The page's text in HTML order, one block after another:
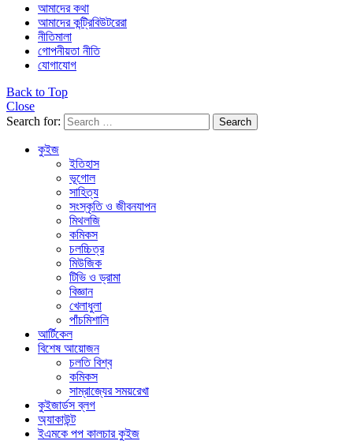
আমাদের কথা
আমাদের কন্ট্রিবিউটরেরা
নীতিমালা
গোপনীয়তা নীতি
যোগাযোগ
Back to Top
Close
Search for:
Search
কুইজ
ইতিহাস
ভূগোল
সাহিত্য
সংস্কৃতি ও জীবনযাপন
মিথলজি
কমিকস
চলচ্চিত্র
মিউজিক
টিভি ও ড্রামা
বিজ্ঞান
খেলাধুলা
পাঁচমিশালি
আর্টিকেল
বিশেষ আয়োজন
চলতি বিশ্ব
কমিকস
সাম্রাজ্যের সময়রেখা
কুইজার্ডস ব্লগ
অ্যাকাউন্ট
ইএমকে পপ কালচার কুইজ